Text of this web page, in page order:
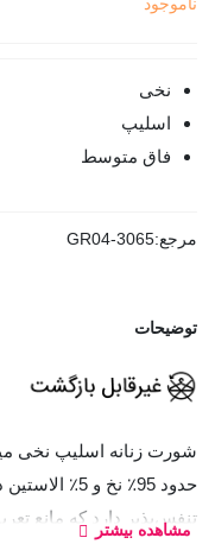
نخی
اسلیپ
فاق متوسط
مرجع:GR04-3065
توضیحات
حدود 95٪ نخ
تنفس‌پذیر دارد که مانع
مشاهده بیشتر